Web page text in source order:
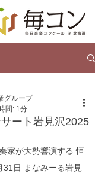
ート岩見沢2025
グループ
間: 1分
家が大勢響演する 恒
31日 まなみーる岩見